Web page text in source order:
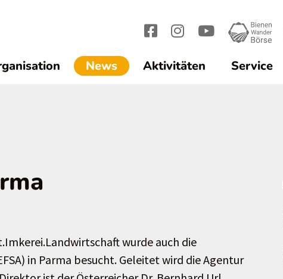
News(current)1
Aktivitäten Service
wurde auch die
in Parma besucht. Geleitet wird die Agentur